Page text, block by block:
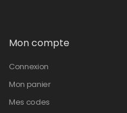
Mon compte
Connexion
Mon panier
Mes codes